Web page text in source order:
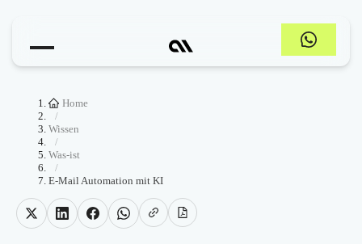
Home
/
Wissen
/
Was-ist
/
E-Mail Automation mit KI